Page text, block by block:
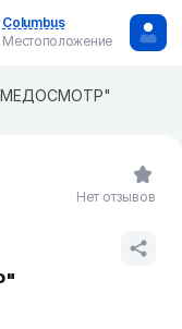
Columbus
Местоположение
"МЕДОСМОТР"
Нет отзывов